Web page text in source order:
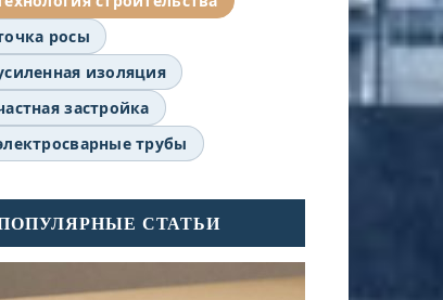
росы
изоляция
застройка
трубы
СТАТЬИ